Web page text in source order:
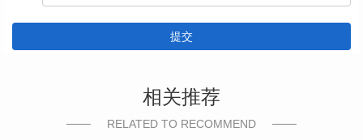
提交
相关推荐
RELATED TO RECOMMEND